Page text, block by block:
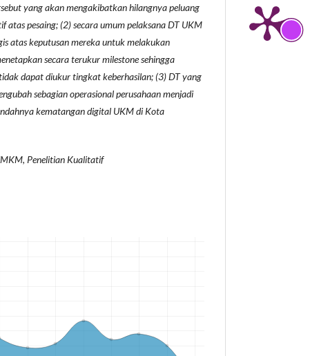
yang akan mengakibatkan hilangnya peluang
pesaing; (2) secara umum pelaksana DT UKM
atas keputusan mereka untuk melakukan
secara terukur milestone sehingga
dapat diukur tingkat keberhasilan; (3) DT yang
sebagian operasional perusahaan menjadi
kematangan digital UKM di Kota
Penelitian Kualitatif